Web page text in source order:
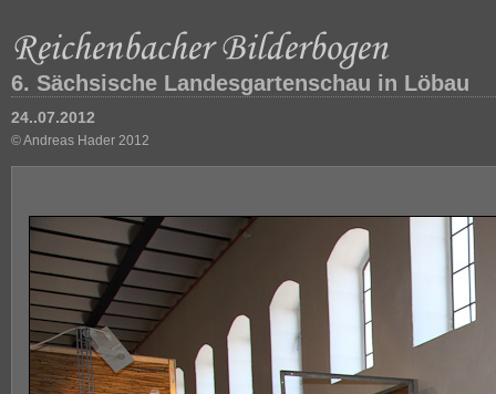
6. Sächsische Landesgartenschau in Löbau
24..07.2012
© Andreas Hader 2012